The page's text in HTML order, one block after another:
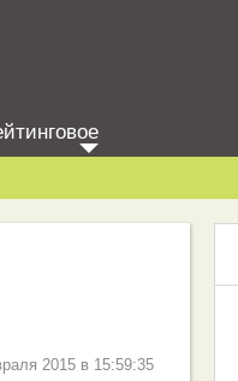
2015 в 15:59:35